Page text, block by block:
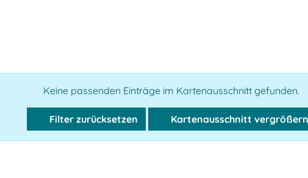
Keine passenden Einträge im Kartenausschnitt gefunden.
Filter zurücksetzen Kartenausschnitt vergrößern